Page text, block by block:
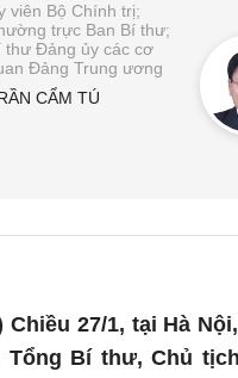
viên Bộ Chính trị;
trực Ban Bí thư;
thư Đảng ủy các cơ
Đảng Trung ương
CẨM TÚ
Chiều 27/1, tại Hà
Tổng Bí thư, Chủ